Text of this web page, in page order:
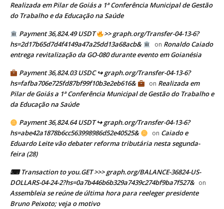
Realizada em Pilar de Goiás a 1ª Conferência Municipal de Gestão
do Trabalho e da Educação na Saúde
Payment 36,824.49 USDT
>> graph.org/Transfer-04-13-6?
hs=2d17b65d7d4f4149a47a25dd13a68acb&
on Ronaldo Caiado
entrega revitalização da GO-080 durante evento em Goianésia
Payment 36,824.03 USDC ↪ graph.org/Transfer-04-13-6?
hs=fafba706e725fd87bf99f10b3e2eb616&
on Realizada em
Pilar de Goiás a 1ª Conferência Municipal de Gestão do Trabalho e
da Educação na Saúde
Payment 36,824.64 USDT ↪ graph.org/Transfer-04-13-6?
hs=abe42a1878b6cc563998986d52e40525&
on Caiado e
Eduardo Leite vão debater reforma tributária nesta segunda-
feira (28)
⌨ Transaction to you.GET >>> graph.org/BALANCE-36824-US-
DOLLARS-04-24-2?hs=0a7b446b6b329a7439c274bf9ba7f527& on
Assembleia se reúne de última hora para reeleger presidente
Bruno Peixoto; veja o motivo